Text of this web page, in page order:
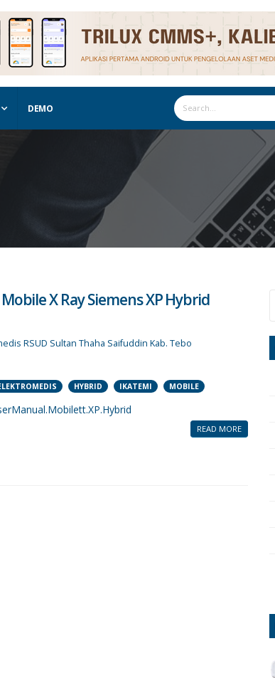
DEMO
X Ray Siemens XP Hybrid
RSUD Sultan Thaha Saifuddin Kab. Tebo
HYBRID IKATEMI MOBILE
READ MORE